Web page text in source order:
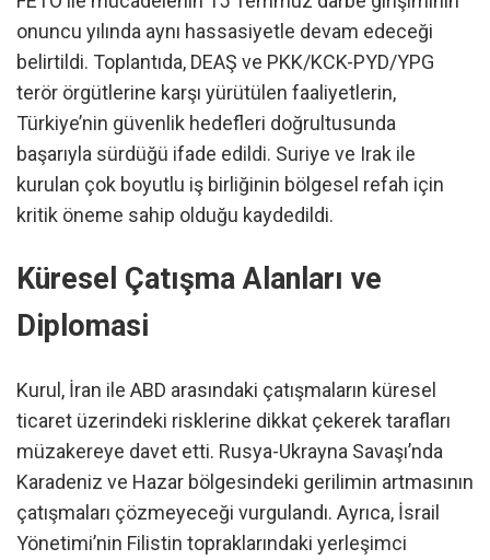
onuncu yılında aynı hassasiyetle devam edeceği
belirtildi. Toplantıda, DEAŞ ve PKK/KCK-PYD/YPG
terör örgütlerine karşı yürütülen faaliyetlerin,
Türkiye’nin güvenlik hedefleri doğrultusunda
başarıyla sürdüğü ifade edildi. Suriye ve Irak ile
kurulan çok boyutlu iş birliğinin bölgesel refah için
kritik öneme sahip olduğu kaydedildi.
Küresel Çatışma Alanları ve
Diplomasi
Kurul, İran ile ABD arasındaki çatışmaların küresel
ticaret üzerindeki risklerine dikkat çekerek tarafları
müzakereye davet etti. Rusya-Ukrayna Savaşı’nda
Karadeniz ve Hazar bölgesindeki gerilimin artmasının
çatışmaları çözmeyeceği vurgulandı. Ayrıca, İsrail
Yönetimi’nin Filistin topraklarındaki yerleşimci